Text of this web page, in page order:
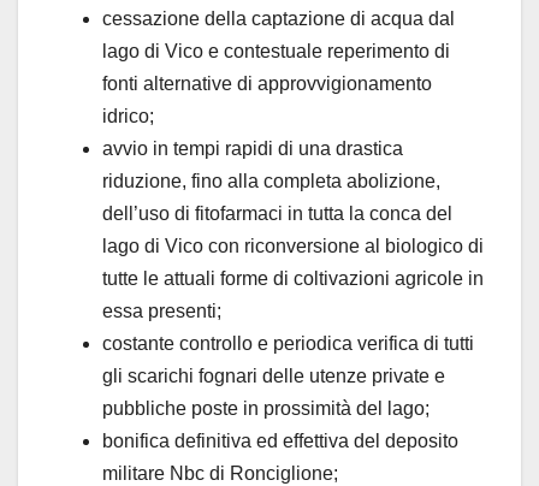
cessazione della captazione di acqua dal
lago di Vico e contestuale reperimento di
fonti alternative di approvvigionamento
idrico;
avvio in tempi rapidi di una drastica
riduzione, fino alla completa abolizione,
dell’uso di fitofarmaci in tutta la conca del
lago di Vico con riconversione al biologico di
tutte le attuali forme di coltivazioni agricole in
essa presenti;
costante controllo e periodica verifica di tutti
gli scarichi fognari delle utenze private e
pubbliche poste in prossimità del lago;
bonifica definitiva ed effettiva del deposito
militare Nbc di Ronciglione;